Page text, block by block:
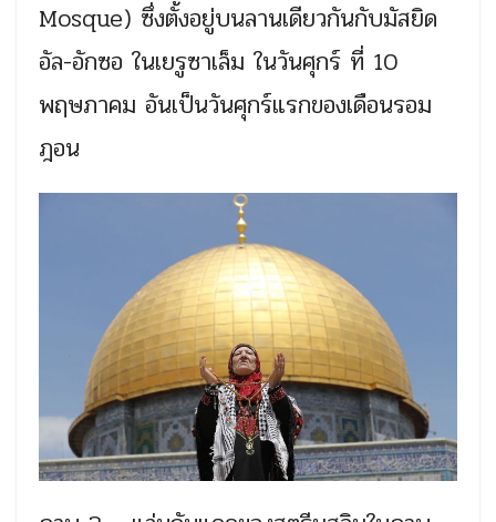
Mosque) ซึ่งตั้งอยู่บนลานเดียวกันกับมัสยิด
อัล-อักซอ ในเยรูซาเล็ม ในวันศุกร์ ที่ 10
พฤษภาคม อันเป็นวันศุกร์แรกของเดือนรอม
ฎอน